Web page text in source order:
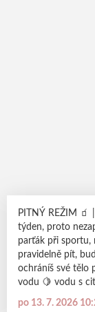
PITNÝ REŽIM 🧃
týden, proto nezapomínej
parťák při sportu,
pravidelně pít,
ochráníš své tělo před
vodu 🍋 vodu s
bylinné čaje
100% ovocné šťávy
po 13. 7. 2026